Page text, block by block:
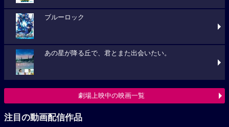
ブルーロック
あの星が降る丘で、君とまた出会いたい。
劇場上映中の映画一覧
注目の動画配信作品